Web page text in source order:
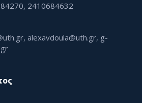
2410684632
alexavdoula@uth.gr, g-